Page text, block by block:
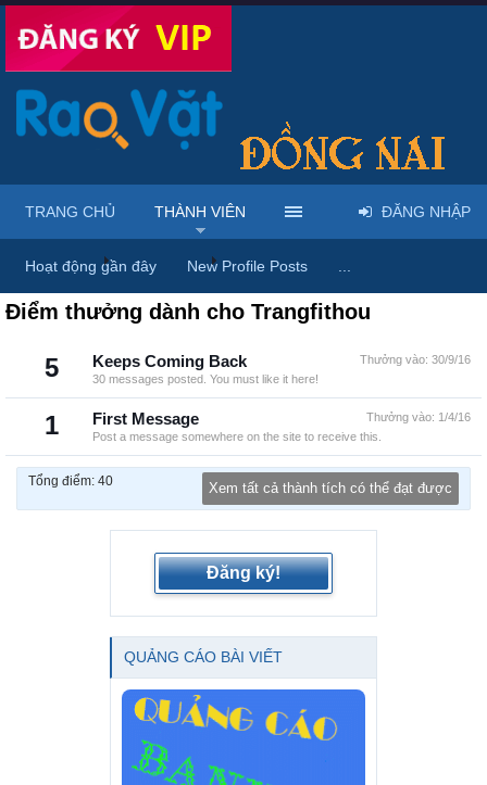
Trang chủ Thành viên Trangfithou
Điểm thưởng dành cho Trangfithou
5 Thưởng vào: 30/9/16
Keeps Coming Back
30 messages posted. You must like it here!
1 Thưởng vào: 1/4/16
First Message
Post a message somewhere on the site to receive this.
Tổng điểm: 40 Xem tất cả thành tích có thể đạt được
Đăng ký!
QUẢNG CÁO BÀI VIẾT
TRANG CHỦ THÀNH VIÊN
Hoạt động gần đây New Profile Posts
ĐĂNG NHẬP